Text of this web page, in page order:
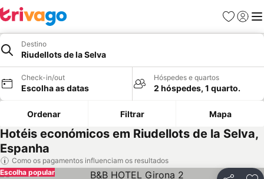
Favoritos
Iniciar
Destino
Riudellots de la Selva
Check-in/out
Escolha as datas
Hóspedes e quartos
2 hóspedes, 1 quarto.
Ordenar Filtrar Mapa
Hotéis económicos em Riudellots de la Selva,
Espanha
Como os pagamentos influenciam os resultados
Escolha popular